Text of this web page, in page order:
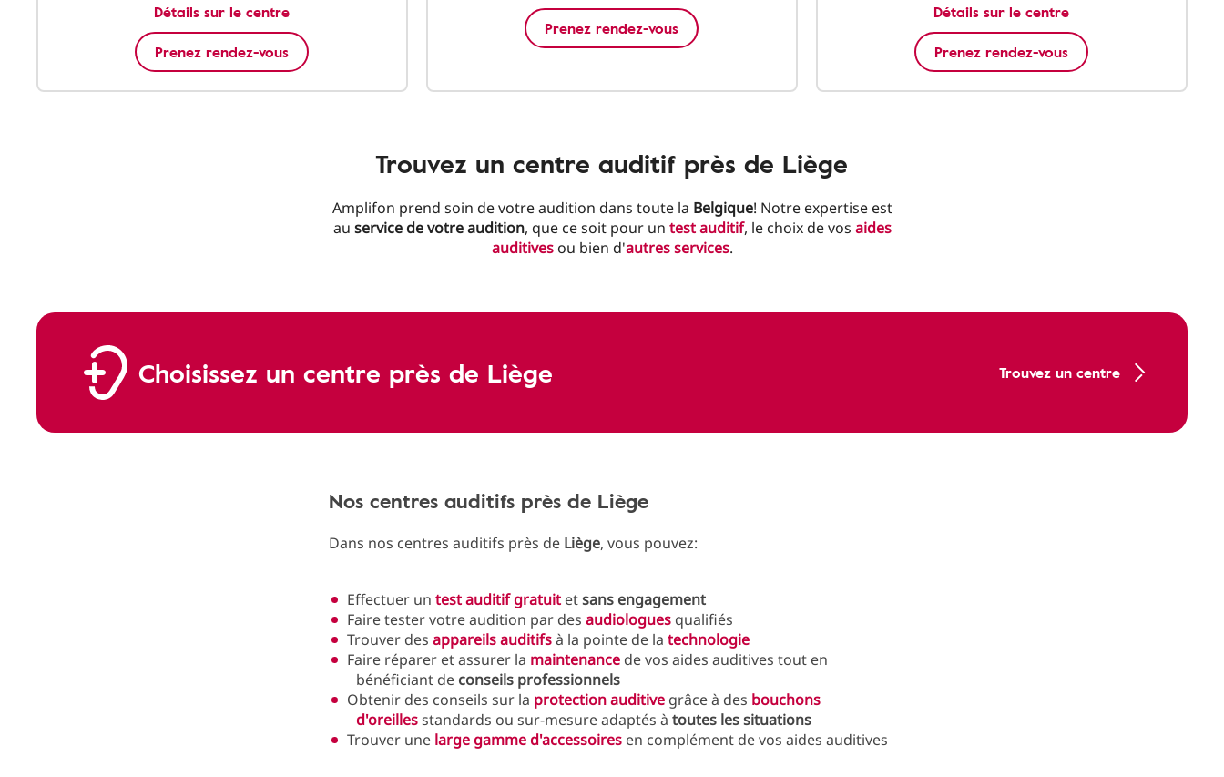
Détails sur le centre
Prenez rendez-vous
Prenez rendez-vous
Détails sur le centre
Prenez rendez-vous
Trouvez un centre auditif près de Liège
Amplifon prend soin de votre audition dans toute la Belgique! Notre expertise est
au service de votre audition, que ce soit pour un test auditif, le choix de vos aides
auditivesou bien d'autres services.
Choisissez un centre près de Liège Trouvez un centre
Nos centres auditifs près de Liège
Dans nos centres auditifs près de Liège, vous pouvez:
Effectuer un test auditif gratuit etsans engagement
Faire tester votre audition par des audiologues qualifiés
Trouver des appareils auditifsà la pointe de la technologie
Faire réparer et assurer la maintenance de vos aides auditives tout en
bénéficiant de conseils professionnels
Obtenir des conseils sur la protection auditive grâce à des bouchons
d'oreillesstandards ou sur-mesure adaptés à toutes les situations
Trouver une large gamme d'accessoires en complément de vos aides auditives